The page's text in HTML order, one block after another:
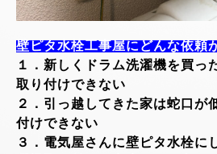
壁ピタ水栓工事屋にどんな依頼
１．新しくドラム洗濯機を買っ
取り付けできない
２．引っ越してきた家は蛇口が
付けできない
３．電気屋さんに壁ピタ水栓に